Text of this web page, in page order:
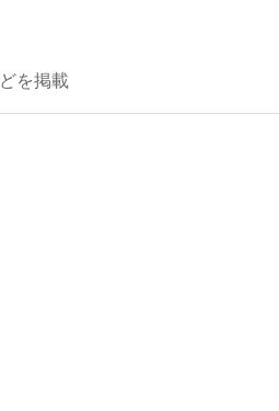
を掲載